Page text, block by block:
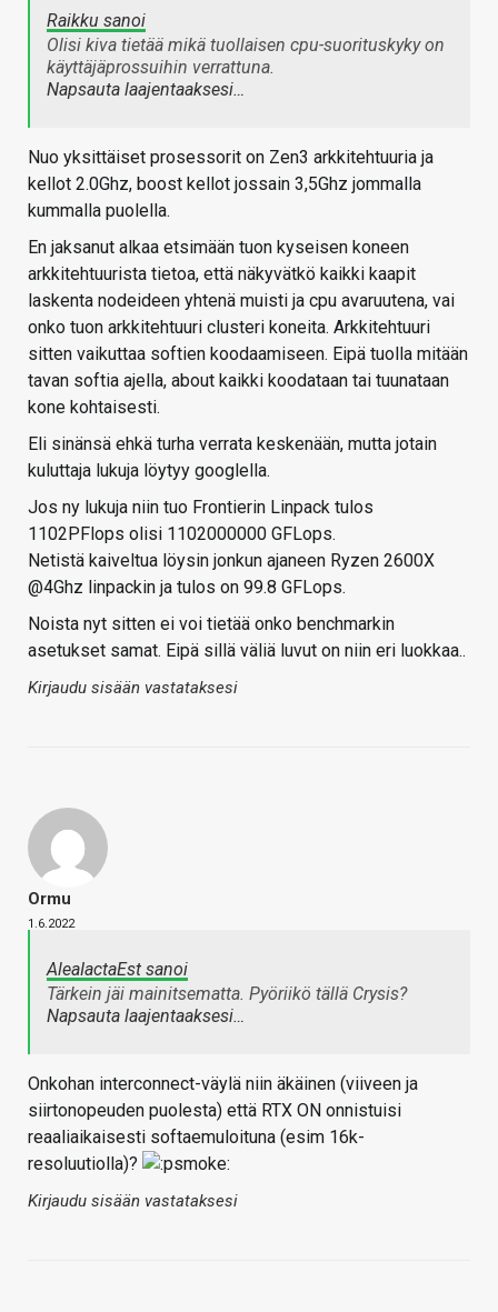
Raikku sanoi
Olisi kiva tietää mikä tuollaisen cpu-suorituskyky on
käyttäjäprossuihin verrattuna.
Napsauta laajentaaksesi…
Nuo yksittäiset prosessorit on Zen3 arkkitehtuuria ja
kellot 2.0Ghz, boost kellot jossain 3,5Ghz jommalla
kummalla puolella.
En jaksanut alkaa etsimään tuon kyseisen koneen
arkkitehtuurista tietoa, että näkyvätkö kaikki kaapit
laskenta nodeideen yhtenä muisti ja cpu avaruutena, vai
onko tuon arkkitehtuuri clusteri koneita. Arkkitehtuuri
sitten vaikuttaa softien koodaamiseen. Eipä tuolla mitään
tavan softia ajella, about kaikki koodataan tai tuunataan
kone kohtaisesti.
Eli sinänsä ehkä turha verrata keskenään, mutta jotain
kuluttaja lukuja löytyy googlella.
Jos ny lukuja niin tuo Frontierin Linpack tulos
1102PFlops olisi 1102000000 GFLops.
Netistä kaiveltua löysin jonkun ajaneen Ryzen 2600X
@4Ghz linpackin ja tulos on 99.8 GFLops.
Noista nyt sitten ei voi tietää onko benchmarkin
asetukset samat. Eipä sillä väliä luvut on niin eri luokkaa..
Kirjaudu sisään vastataksesi
Ormu
1.6.2022
AleaIactaEst sanoi
Tärkein jäi mainitsematta. Pyöriikö tällä Crysis?
Napsauta laajentaaksesi…
Onkohan interconnect-väylä niin äkäinen (viiveen ja
siirtonopeuden puolesta) että RTX ON onnistuisi
reaaliaikaisesti softaemuloituna (esim 16k-
resoluutiolla)?
Kirjaudu sisään vastataksesi